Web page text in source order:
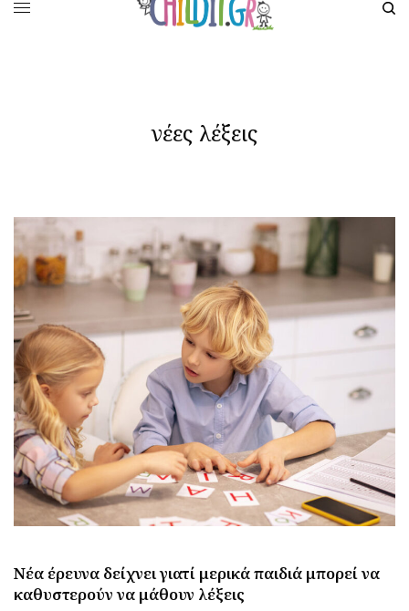
νέες λέξεις
Νέα έρευνα δείχνει γιατί μερικά παιδιά μπορεί να
καθυστερούν να μάθουν λέξεις